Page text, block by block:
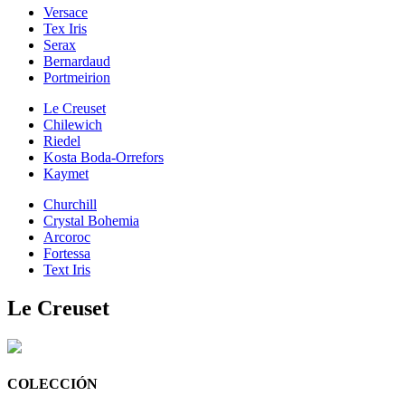
Versace
Tex Iris
Serax
Bernardaud
Portmeirion
Le Creuset
Chilewich
Riedel
Kosta Boda-Orrefors
Kaymet
Churchill
Crystal Bohemia
Arcoroc
Fortessa
Text Iris
Le Creuset
COLECCIÓN